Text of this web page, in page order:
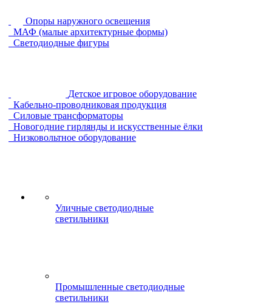
Опоры наружного освещения
МАФ (малые архитектурные формы)
Светодиодные фигуры
Детское игровое оборудование
Кабельно-проводниковая продукция
Силовые трансформаторы
Новогодние гирлянды и искусственные ёлки
Низковольтное оборудование
Уличные светодиодные
светильники
Промышленные светодиодные
светильники